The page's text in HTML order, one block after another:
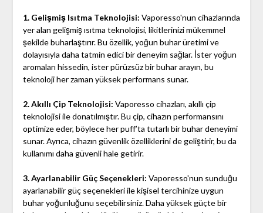
1. Gelişmiş Isıtma Teknolojisi: Vaporesso'nun cihazlarında
yer alan gelişmiş ısıtma teknolojisi, likitlerinizi mükemmel
şekilde buharlaştırır. Bu özellik, yoğun buhar üretimi ve
dolayısıyla daha tatmin edici bir deneyim sağlar. İster yoğun
aromaları hissedin, ister pürüzsüz bir buhar arayın, bu
teknoloji her zaman yüksek performans sunar.
2. Akıllı Çip Teknolojisi: Vaporesso cihazları, akıllı çip
teknolojisi ile donatılmıştır. Bu çip, cihazın performansını
optimize eder, böylece her puff’ta tutarlı bir buhar deneyimi
sunar. Ayrıca, cihazın güvenlik özelliklerini de geliştirir, bu da
kullanımı daha güvenli hale getirir.
3. Ayarlanabilir Güç Seçenekleri: Vaporesso'nun sunduğu
ayarlanabilir güç seçenekleri ile kişisel tercihinize uygun
buhar yoğunluğunu seçebilirsiniz. Daha yüksek güçte bir